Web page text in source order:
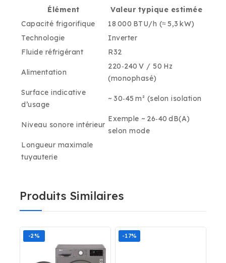
Élément
Valeur typique estimée
Capacité frigorifique
18 000 BTU/h (≈ 5,3 kW)
Technologie
Inverter
Fluide réfrigérant
R32
Alimentation
220‑240 V / 50 Hz
(monophasé)
Surface indicative
d’usage
~ 30‑45 m² (selon isolation
Niveau sonore intérieur
Exemple ~ 26‑40 dB(A)
selon mode
Longueur maximale
tuyauterie
Produits Similaires
-2% -17%